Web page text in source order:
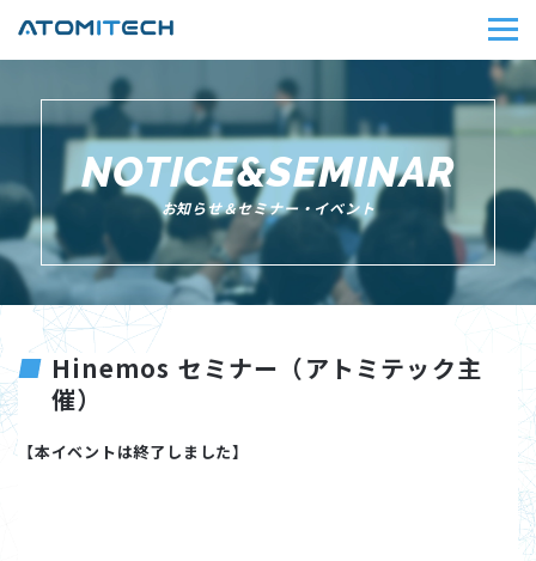
NOTICE&SEMINAR
お知らせ＆セミナー・イベント
Hinemos セミナー（アトミテック主
催）
【本イベントは終了しました】